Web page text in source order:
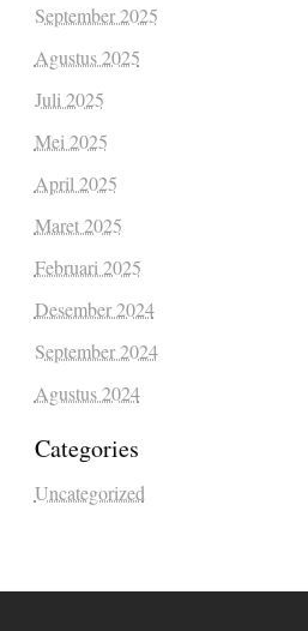
September 2025
Agustus 2025
Juli 2025
Mei 2025
April 2025
Maret 2025
Februari 2025
Desember 2024
September 2024
Agustus 2024
Categories
Uncategorized